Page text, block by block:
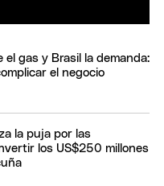
el gas y Brasil la demanda:
el negocio
la puja por las
los US$250 millones